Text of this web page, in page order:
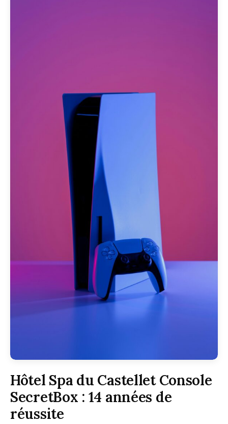
Hôtel Spa du Castellet Console
SecretBox : 14 années de
réussite